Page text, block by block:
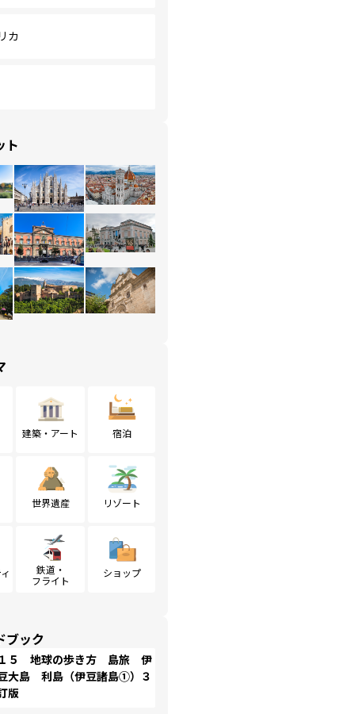
カ
ト
建築・アート 宿泊
世界遺産 リゾート
鉄道・
フライト
ショップ
ブック
１５ 地球の歩き方 島旅 伊
大島 利島（伊豆諸島①）３
版